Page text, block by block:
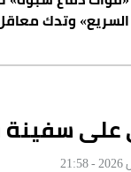
السريع» وتدك
سفينة